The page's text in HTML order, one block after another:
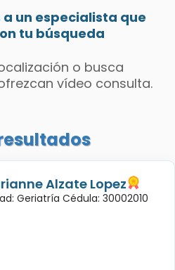
un especialista que
tu búsqueda
o busca
vídeo consulta.
Alzate Lopez
Geriatría Cédula: 30002010